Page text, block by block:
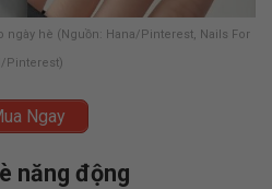
hè (Nguồn: Hana/Pinterest, Nails For
Pinterest)
Ngay
năng động